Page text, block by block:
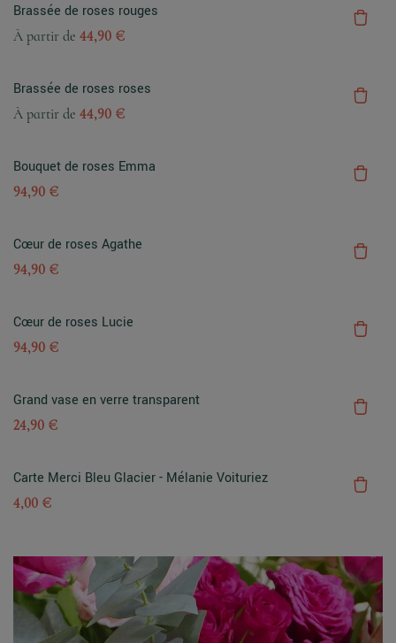
Brassée de roses rouges
À partir de 44,90 €
Brassée de roses roses
À partir de 44,90 €
Bouquet de roses Emma
94,90 €
Cœur de roses Agathe
94,90 €
Cœur de roses Lucie
94,90 €
Grand vase en verre transparent
24,90 €
Carte Merci Bleu Glacier - Mélanie Voituriez
4,00 €